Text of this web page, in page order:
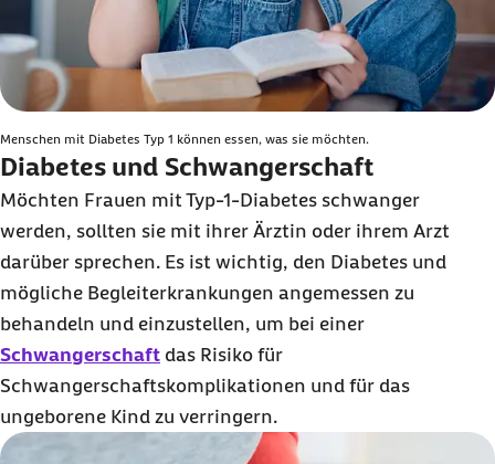
Menschen mit Diabetes Typ 1 können essen, was sie möchten.
Diabetes und Schwangerschaft
Möchten Frauen mit Typ-1-Diabetes schwanger
werden, sollten sie mit ihrer Ärztin oder ihrem Arzt
darüber sprechen. Es ist wichtig, den Diabetes und
mögliche Begleiterkrankungen angemessen zu
behandeln und einzustellen, um bei einer
Schwangerschaft das Risiko für
Schwangerschaftskomplikationen und für das
ungeborene Kind zu verringern.